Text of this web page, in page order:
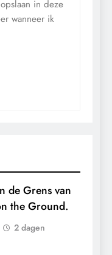
in deze
wanneer ik
de Grens van
the Ground.
2 dagen